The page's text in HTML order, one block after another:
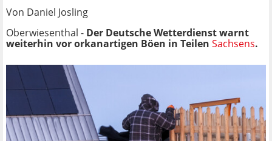
Von Daniel Josling
Oberwiesenthal - Der Deutsche Wetterdienst warnt
weiterhin vor orkanartigen Böen in Teilen Sachsens.